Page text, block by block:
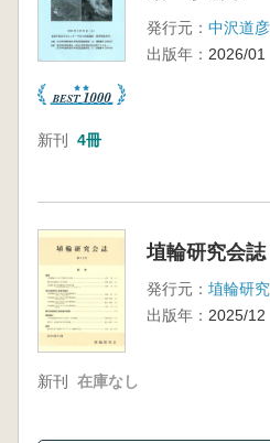
発行元： 中沢道彦
出版年： 2026/01
新刊 4冊
埴輪研究会
発行元： 埴輪研
出版年： 2025/12
新刊 在庫なし